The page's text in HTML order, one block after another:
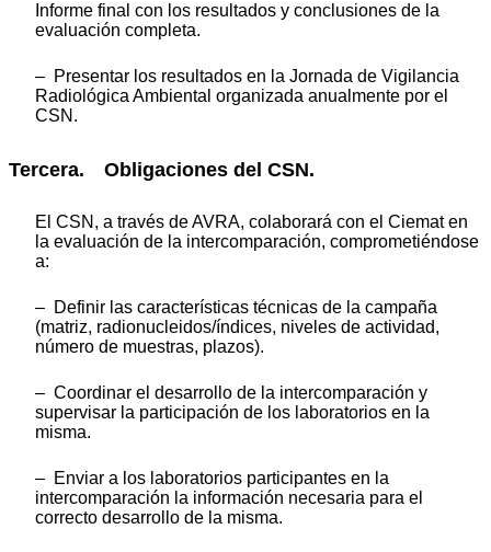
Informe final con los resultados y conclusiones de la
evaluación completa.
– Presentar los resultados en la Jornada de Vigilancia
Radiológica Ambiental organizada anualmente por el
CSN.
Tercera. Obligaciones del CSN.
El CSN, a través de AVRA, colaborará con el Ciemat en
la evaluación de la intercomparación, comprometiéndose
a:
– Definir las características técnicas de la campaña
(matriz, radionucleidos/índices, niveles de actividad,
número de muestras, plazos).
– Coordinar el desarrollo de la intercomparación y
supervisar la participación de los laboratorios en la
misma.
– Enviar a los laboratorios participantes en la
intercomparación la información necesaria para el
correcto desarrollo de la misma.